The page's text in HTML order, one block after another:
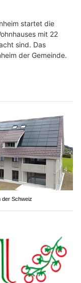
startet die
mit 22
sind. Das
der Gemeinde.
der Schweiz